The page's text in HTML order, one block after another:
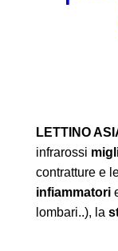
LETTINO
infrarossi
contratture e
infiammatori
lombari..), la